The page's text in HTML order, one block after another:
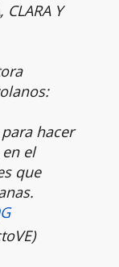
CLARA Y
hacer
el
que